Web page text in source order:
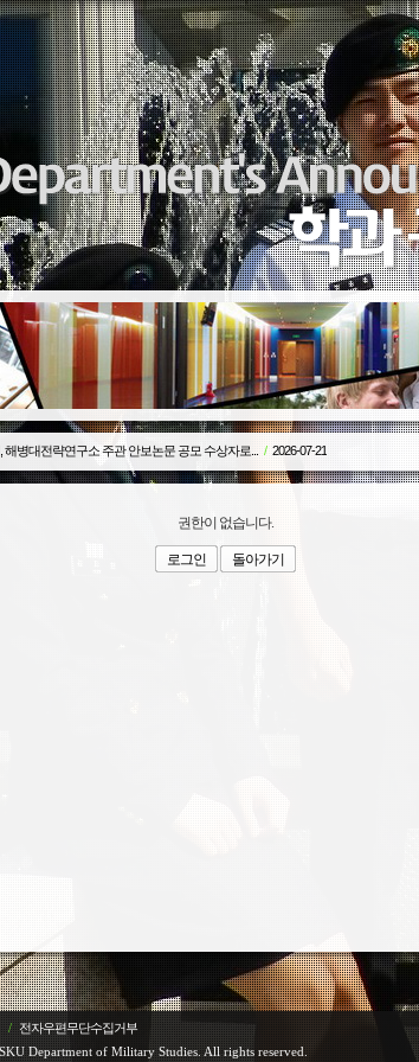
해병대전략연구소 주관 안보논문 공모 수상자로... / 2026-07-21
권한이 없습니다.
로그인 돌아가기
/
전자우편무단수집거부
Department of Military Studies. All rights reserved.